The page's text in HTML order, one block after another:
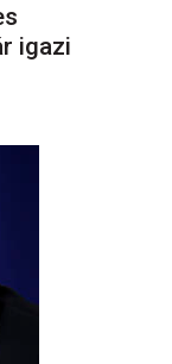
igazi